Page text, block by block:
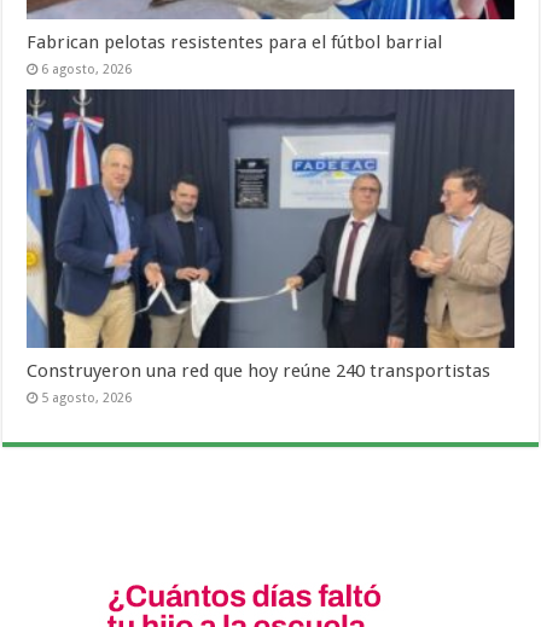
Fabrican pelotas resistentes para el fútbol barrial
6 agosto, 2026
Construyeron una red que hoy reúne 240 transportistas
5 agosto, 2026